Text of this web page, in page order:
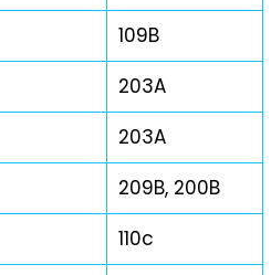
109B
203A
203A
209B, 200B
110c